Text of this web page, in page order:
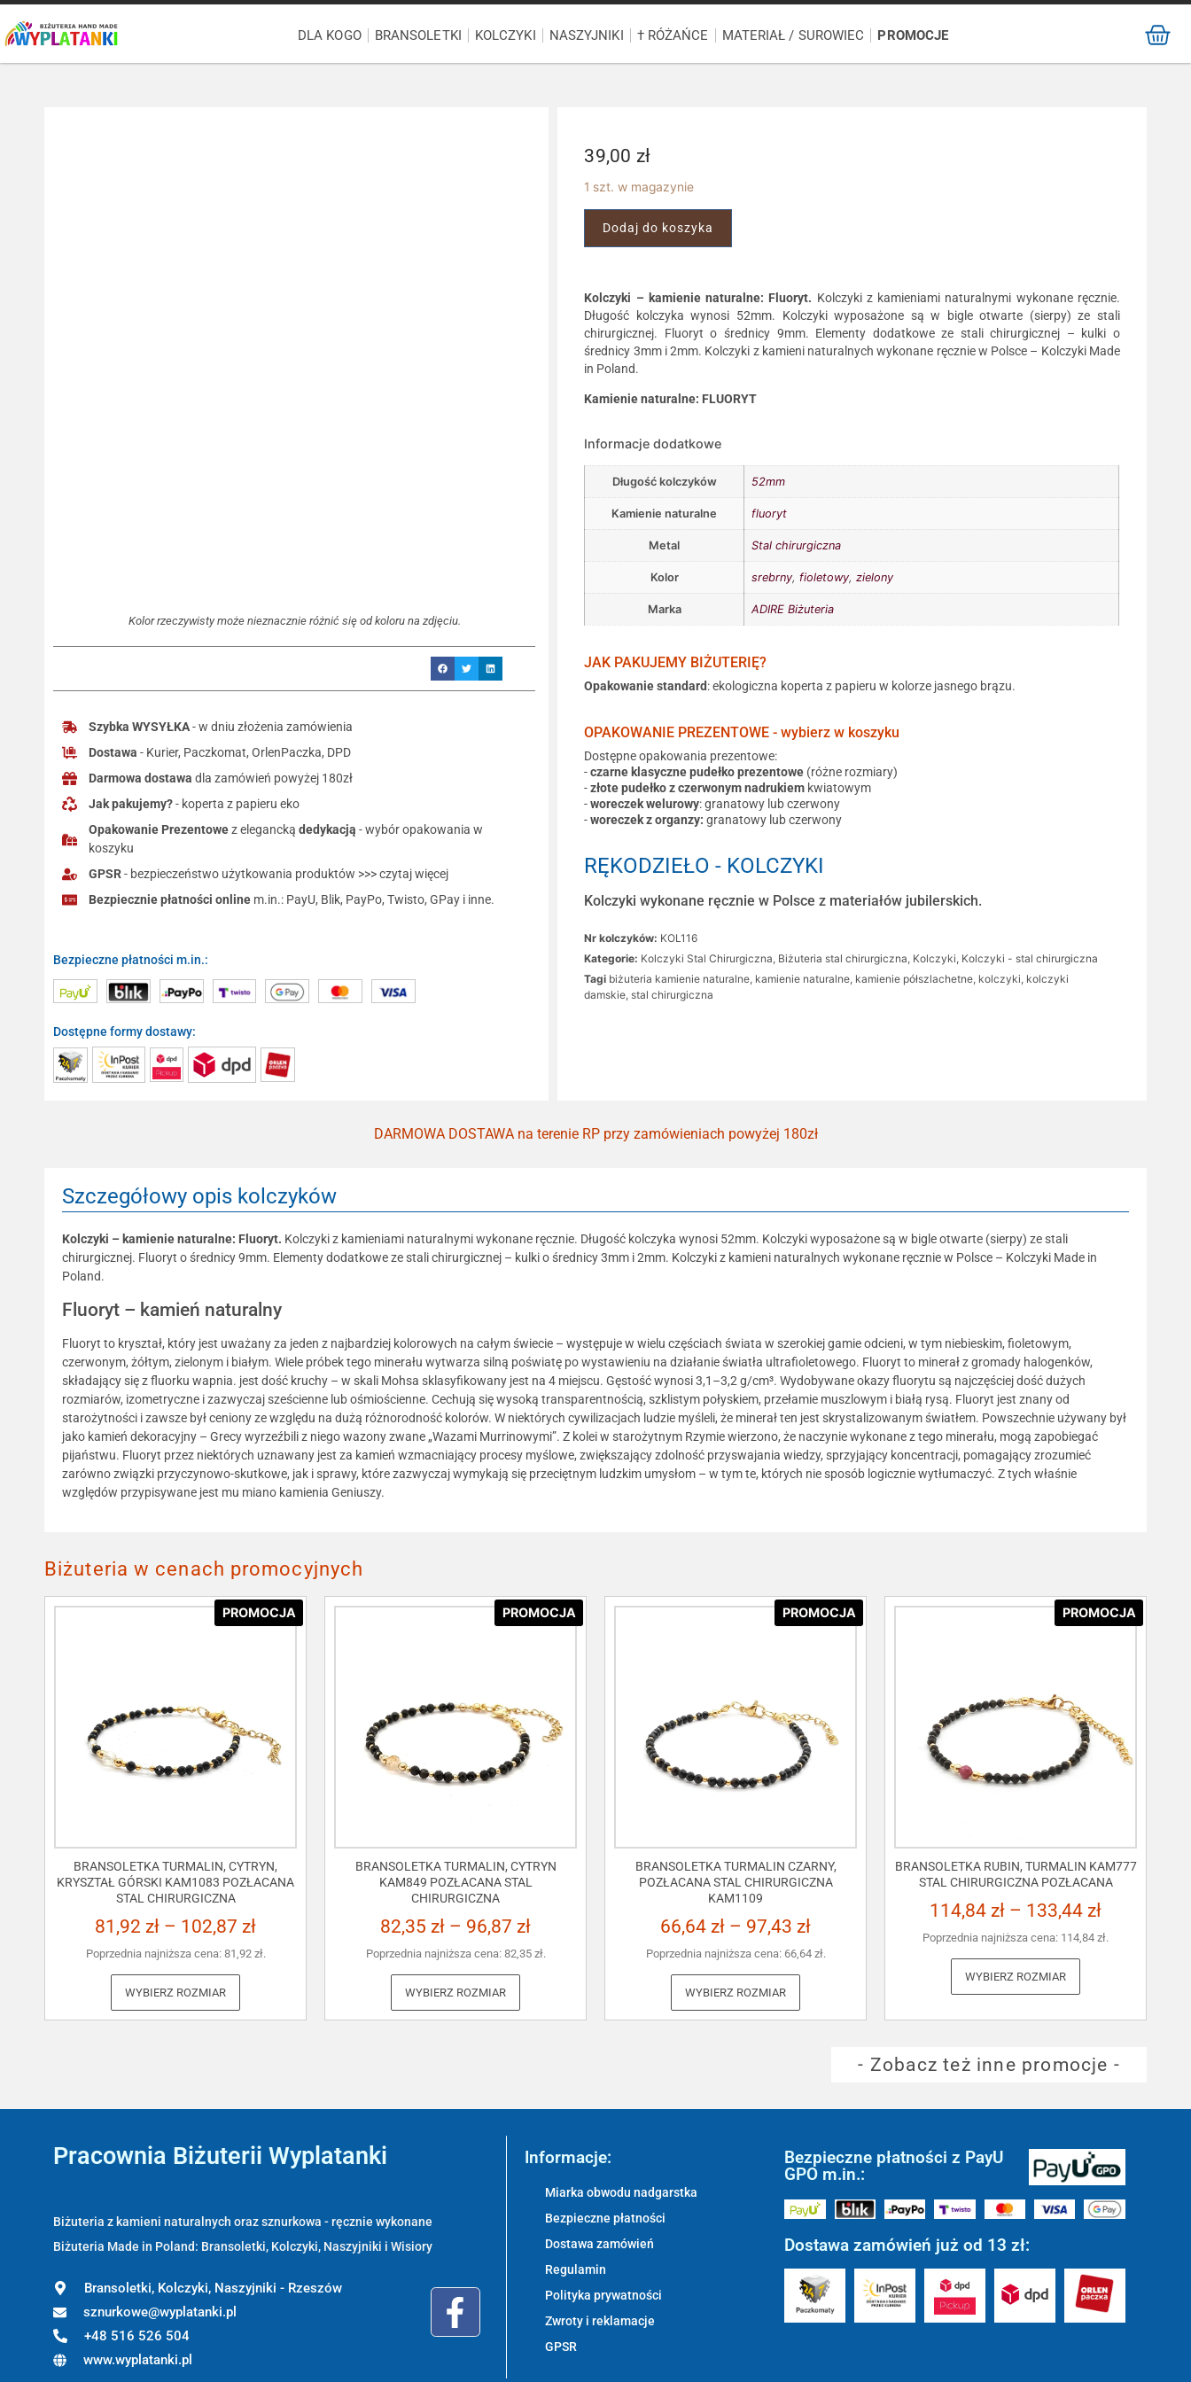
DLA KOGO BRANSOLETKI KOLCZYKI NASZYJNIKI † RÓŻAŃCE MATERIAŁ / SUROWIEC PROMOCJE
Kolor rzeczywisty może nieznacznie różnić się od koloru na zdjęciu.
Szybka WYSYŁKA- w dniu złożenia zamówienia
Dostawa - Kurier, Paczkomat, OrlenPaczka, DPD
Darmowa dostawa dla zamówień powyżej 180zł
Jak pakujemy?- koperta z papieru eko
Opakowanie Prezentowez eleganckądedykacją - wybór opakowania w
koszyku
GPSR- bezpieczeństwo użytkowania produktów >>> czytaj więcej
Bezpiecznie płatności online m.in.: PayU, Blik, PayPo, Twisto, GPay i inne.
Bezpieczne płatności m.in.:
Dostępne formy dostawy:
39,00 zł
1 szt. w magazynie
Dodaj do koszyka
Kolczyki – kamienie naturalne: Fluoryt. Kolczyki z kamieniami naturalnymi wykonane ręcznie.
Długość kolczyka wynosi 52mm. Kolczyki wyposażone są w bigle otwarte (sierpy) ze stali
chirurgicznej. Fluoryt o średnicy 9mm. Elementy dodatkowe ze stali chirurgicznej – kulki o
średnicy 3mm i 2mm. Kolczyki z kamieni naturalnych wykonane ręcznie w Polsce – Kolczyki Made
in Poland.
Kamienie naturalne: FLUORYT
Informacje dodatkowe
Długość kolczyków 52mm
Kamienie naturalne fluoryt
Metal Stal chirurgiczna
Kolor srebrny,fioletowy,zielony
Marka ADIRE Biżuteria
JAK PAKUJEMY BIŻUTERIĘ?
Opakowanie standard: ekologiczna koperta z papieru w kolorze jasnego brązu.
OPAKOWANIE PREZENTOWE - wybierz w koszyku
Dostępne opakowania prezentowe:
-czarne klasyczne pudełko prezentowe (różne rozmiary)
-złote pudełko z czerwonym nadrukiem kwiatowym
-woreczek welurowy: granatowy lub czerwony
-woreczek z organzy: granatowy lub czerwony
RĘKODZIEŁO - KOLCZYKI
Kolczyki wykonane ręcznie w Polsce z materiałów jubilerskich.
Nr kolczyków: KOL116
Kategorie: Kolczyki Stal Chirurgiczna Biżuteria stal chirurgiczna Kolczyki Kolczyki - stal chirurgiczna
Tagi biżuteria kamienie naturalne kamienie naturalne kamienie półszlachetne kolczyki kolczyki
damskie stal chirurgiczna
DARMOWA DOSTAWA na terenie RP przy zamówieniach powyżej 180zł
Szczegółowy opis kolczyków
Kolczyki – kamienie naturalne: Fluoryt. Kolczyki z kamieniami naturalnymi wykonane ręcznie. Długość kolczyka wynosi 52mm. Kolczyki wyposażone są w bigle otwarte (sierpy) ze stali
chirurgicznej. Fluoryt o średnicy 9mm. Elementy dodatkowe ze stali chirurgicznej – kulki o średnicy 3mm i 2mm. Kolczyki z kamieni naturalnych wykonane ręcznie w Polsce – Kolczyki Made in
Poland.
Fluoryt – kamień naturalny
Fluoryt to kryształ, który jest uważany za jeden z najbardziej kolorowych na całym świecie – występuje w wielu częściach świata w szerokiej gamie odcieni, w tym niebieskim, fioletowym,
czerwonym, żółtym, zielonym i białym. Wiele próbek tego minerału wytwarza silną poświatę po wystawieniu na działanie światła ultrafioletowego. Fluoryt to minerał z gromady halogenków,
składający się z fluorku wapnia. jest dość kruchy – w skali Mohsa sklasyfikowany jest na 4 miejscu. Gęstość wynosi 3,1–3,2 g/cm³. Wydobywane okazy fluorytu są najczęściej dość dużych
rozmiarów, izometryczne i zazwyczaj sześcienne lub ośmiościenne. Cechują się wysoką transparentnością, szklistym połyskiem, przełamie muszlowym i białą rysą. Fluoryt jest znany od
starożytności i zawsze był ceniony ze względu na dużą różnorodność kolorów. W niektórych cywilizacjach ludzie myśleli, że minerał ten jest skrystalizowanym światłem. Powszechnie używany był
jako kamień dekoracyjny – Grecy wyrzeźbili z niego wazony zwane „Wazami Murrinowymi”. Z kolei w starożytnym Rzymie wierzono, że naczynie wykonane z tego minerału, mogą zapobiegać
pijaństwu. Fluoryt przez niektórych uznawany jest za kamień wzmacniający procesy myślowe, zwiększający zdolność przyswajania wiedzy, sprzyjający koncentracji, pomagający zrozumieć
zarówno związki przyczynowo-skutkowe, jak i sprawy, które zazwyczaj wymykają się przeciętnym ludzkim umysłom – w tym te, których nie sposób logicznie wytłumaczyć. Z tych właśnie
względów przypisywane jest mu miano kamienia Geniuszy.
Biżuteria w cenach promocyjnych
PROMOCJA
BRANSOLETKA TURMALIN, CYTRYN,
KRYSZTAŁ GÓRSKI KAM1083 POZŁACANA
STAL CHIRURGICZNA
81,92 zł – 102,87 zł
Poprzednia najniższa cena: 81,92 zł.
WYBIERZ ROZMIAR
PROMOCJA
BRANSOLETKA TURMALIN, CYTRYN
KAM849 POZŁACANA STAL
CHIRURGICZNA
82,35 zł – 96,87 zł
Poprzednia najniższa cena: 82,35 zł.
WYBIERZ ROZMIAR
PROMOCJA
BRANSOLETKA TURMALIN CZARNY,
POZŁACANA STAL CHIRURGICZNA
KAM1109
66,64 zł – 97,43 zł
Poprzednia najniższa cena: 66,64 zł.
WYBIERZ ROZMIAR
PROMOCJA
BRANSOLETKA RUBIN, TURMALIN KAM777
STAL CHIRURGICZNA POZŁACANA
114,84 zł – 133,44 zł
Poprzednia najniższa cena: 114,84 zł.
WYBIERZ ROZMIAR
- Zobacz też inne promocje -
Pracownia Biżuterii Wyplatanki
Biżuteria z kamieni naturalnych oraz sznurkowa - ręcznie wykonane
Biżuteria Made in Poland: Bransoletki, Kolczyki, Naszyjniki i Wisiory
Bransoletki, Kolczyki, Naszyjniki - Rzeszów
sznurkowe@wyplatanki.pl
+48 516 526 504
www.wyplatanki.pl
Informacje:
Miarka obwodu nadgarstka
Bezpieczne płatności
Dostawa zamówień
Regulamin
Polityka prywatności
Zwroty i reklamacje
GPSR
Bezpieczne płatności z PayU
GPO m.in.:
Dostawa zamówień już od 13 zł: